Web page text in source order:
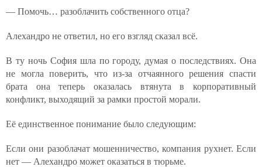
— Помочь… разоблачить собственного отца?
Алехандро не ответил, но его взгляд сказал всё.
В ту ночь София шла по городу, думая о последствиях. Она
не могла поверить, что из-за отчаянного решения спасти
брата она теперь оказалась втянута в корпоративный
конфликт, выходящий за рамки простой морали.
Её единственное понимание было следующим:
Если они разоблачат мошенничество, компания рухнет. Если
нет — Алехандро может оказаться в тюрьме.